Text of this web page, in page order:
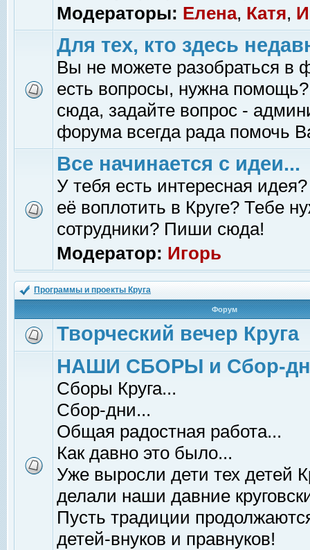
Модераторы: Елена, Катя,
Для тех, кто здесь
Вы не можете разобраться в
есть вопросы, нужна помощь?
сюда, задайте вопрос -
форума всегда рада помочь
Все начинается с идеи...
У тебя есть интересная
её воплотить в Круге? Тебе
сотрудники? Пиши сюда!
Модератор: Игорь
Программы и проекты Круга
Форум
Творческий вечер Круга
НАШИ СБОРЫ и Сбор-
Сборы Круга...
Сбор-дни...
Общая радостная работа...
Как давно это было...
Уже выросли дети тех детей
делали наши давние
Пусть традиции
детей-внуков и правнуков!